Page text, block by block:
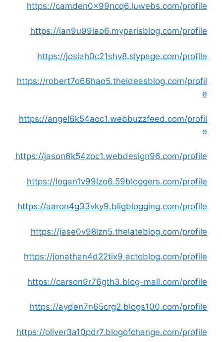
https://camden0x99ncq6.luwebs.com/profile
https://ian9u99lao6.myparisblog.com/profile
https://josiah0c21shv8.slypage.com/profile
https://robert7o66hao5.theideasblog.com/profil
e
https://angel6k54aoc1.webbuzzfeed.com/profil
e
https://jason6k54zoc1.webdesign96.com/profile
https://logan1v99lzo6.59bloggers.com/profile
https://aaron4g33vky9.bligblogging.com/profile
https://jase0v98lzn5.thelateblog.com/profile
https://jonathan4d22tix9.actoblog.com/profile
https://carson9r76gth3.blog-mall.com/profile
https://ayden7n65crg2.blogs100.com/profile
https://oliver3a10pdr7.blogofchange.com/profile